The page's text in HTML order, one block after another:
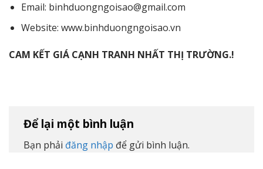
Email: binhduongngoisao@gmail.com
Website: www.binhduongngoisao.vn
CAM KẾT GIÁ CẠNH TRANH NHẤT THỊ TRƯỜNG.!
Để lại một bình luận
Bạn phải đăng nhập để gửi bình luận.